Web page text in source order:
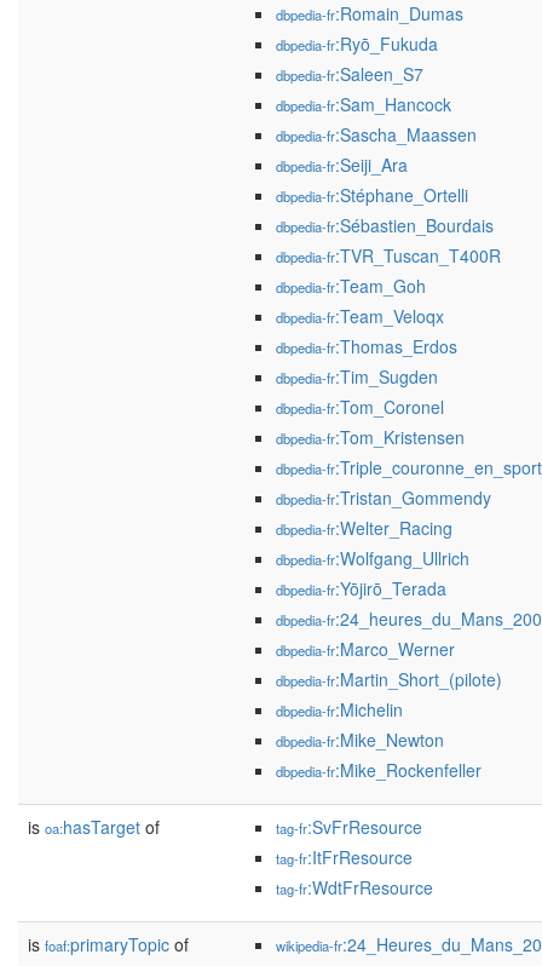
dbpedia-fr:Romain_Dumas
dbpedia-fr:Ryō_Fukuda
dbpedia-fr:Saleen_S7
dbpedia-fr:Sam_Hancock
dbpedia-fr:Sascha_Maassen
dbpedia-fr:Seiji_Ara
dbpedia-fr:Stéphane_Ortelli
dbpedia-fr:Sébastien_Bourdais
dbpedia-fr:TVR_Tuscan_T400R
dbpedia-fr:Team_Goh
dbpedia-fr:Team_Veloqx
dbpedia-fr:Thomas_Erdos
dbpedia-fr:Tim_Sugden
dbpedia-fr:Tom_Coronel
dbpedia-fr:Tom_Kristensen
dbpedia-fr
dbpedia-fr:Tristan_Gommendy
dbpedia-fr:Welter_Racing
dbpedia-fr:Wolfgang_Ullrich
dbpedia-fr:Yōjirō_Terada
dbpedia-fr
dbpedia-fr:Marco_Werner
dbpedia-fr:Martin_Short_(pilote)
dbpedia-fr:Michelin
dbpedia-fr:Mike_Newton
dbpedia-fr:Mike_Rockenfeller
is oa:hasTarget of tag-fr:SvFrResource
tag-fr:ItFrResource
tag-fr:WdtFrResource
is foaf:primaryTopic of wikipedia-fr